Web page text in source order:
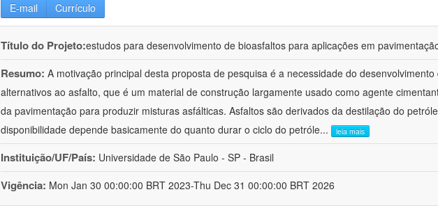
E-mail Currículo
Título do Projeto:estudos para desenvolvimento de bioasfaltos para aplicações em
Resumo: A motivação principal desta proposta de pesquisa é a necessidade do
alternativos ao asfalto, que é um material de construção largamente usado como agente
da pavimentação para produzir misturas asfálticas. Asfaltos são derivados da destilação do
disponibilidade depende basicamente do quanto durar o ciclo do petróle... leia mais
Instituição/UF/País: Universidade de São Paulo - SP - Brasil
Vigência: Mon Jan 30 00:00:00 BRT 2023-Thu Dec 31 00:00:00 BRT 2026